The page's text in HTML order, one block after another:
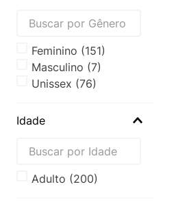
Feminino (151)
Masculino (7)
Unissex (76)
Idade
Adulto (200)